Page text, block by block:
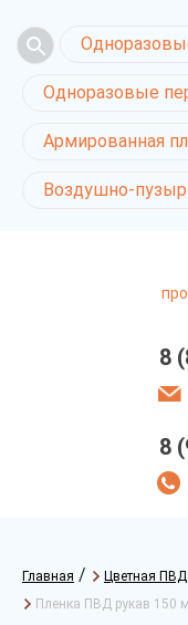
Одноразовые
Армированная
Воздушно-
8
8
Главная / Цветная ПВД
Пленка ПВД рукав 150